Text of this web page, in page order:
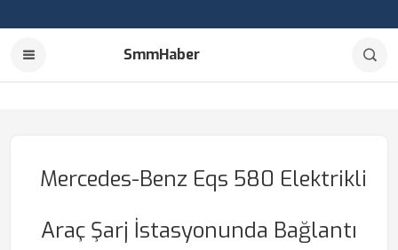
SmmHaber
Mercedes-Benz Eqs 580 Elektrikli
Araç Şarj İstasyonunda Bağlantı